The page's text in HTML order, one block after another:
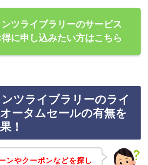
ツライブラリーのサービス
に申し込みたい方はこちら
ツライブラリーのライ
ータムセールの有無を
！
ンやクーポンなどを探し